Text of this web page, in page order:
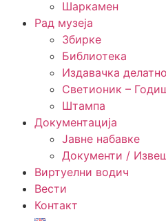
Шаркамен
Рад музеја
Збирке
Библиотека
Издавачка
Светионик –
Штампа
Документација
Јавне набавке
Документи /
Виртуелни водич
Вести
Контакт